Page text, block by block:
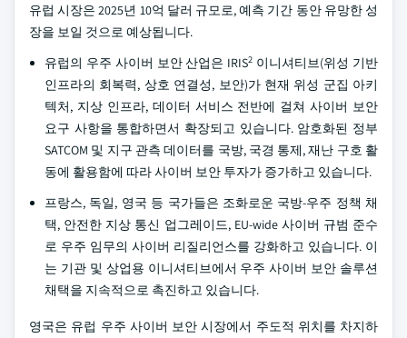
유럽 시장은 2025년 10억 달러 규모로, 예측 기간 동안 유망한 성
장을 보일 것으로 예상됩니다.
유럽의 우주 사이버 보안 산업은 IRIS2 이니셔티브(위성 기반
인프라의 회복력, 상호 연결성, 보안)가 현재 위성 군집 아키
텍처, 지상 인프라, 데이터 서비스 전반에 걸쳐 사이버 보안
요구 사항을 통합하면서 확장되고 있습니다. 암호화된 정부
SATCOM 및 지구 관측 데이터를 국방, 국경 통제, 재난 구호 활
동에 활용함에 따라 사이버 보안 투자가 증가하고 있습니다.
프랑스, 독일, 영국 등 국가들은 조화로운 국방-우주 정책 채
택, 안전한 지상 통신 업그레이드, EU-wide 사이버 규범 준수
로 우주 임무의 사이버 리질리언스를 강화하고 있습니다. 이
는 기관 및 상업용 이니셔티브에서 우주 사이버 보안 솔루션
채택을 지속적으로 촉진하고 있습니다.
영국은 유럽 우주 사이버 보안 시장에서 주도적 위치를 차지하